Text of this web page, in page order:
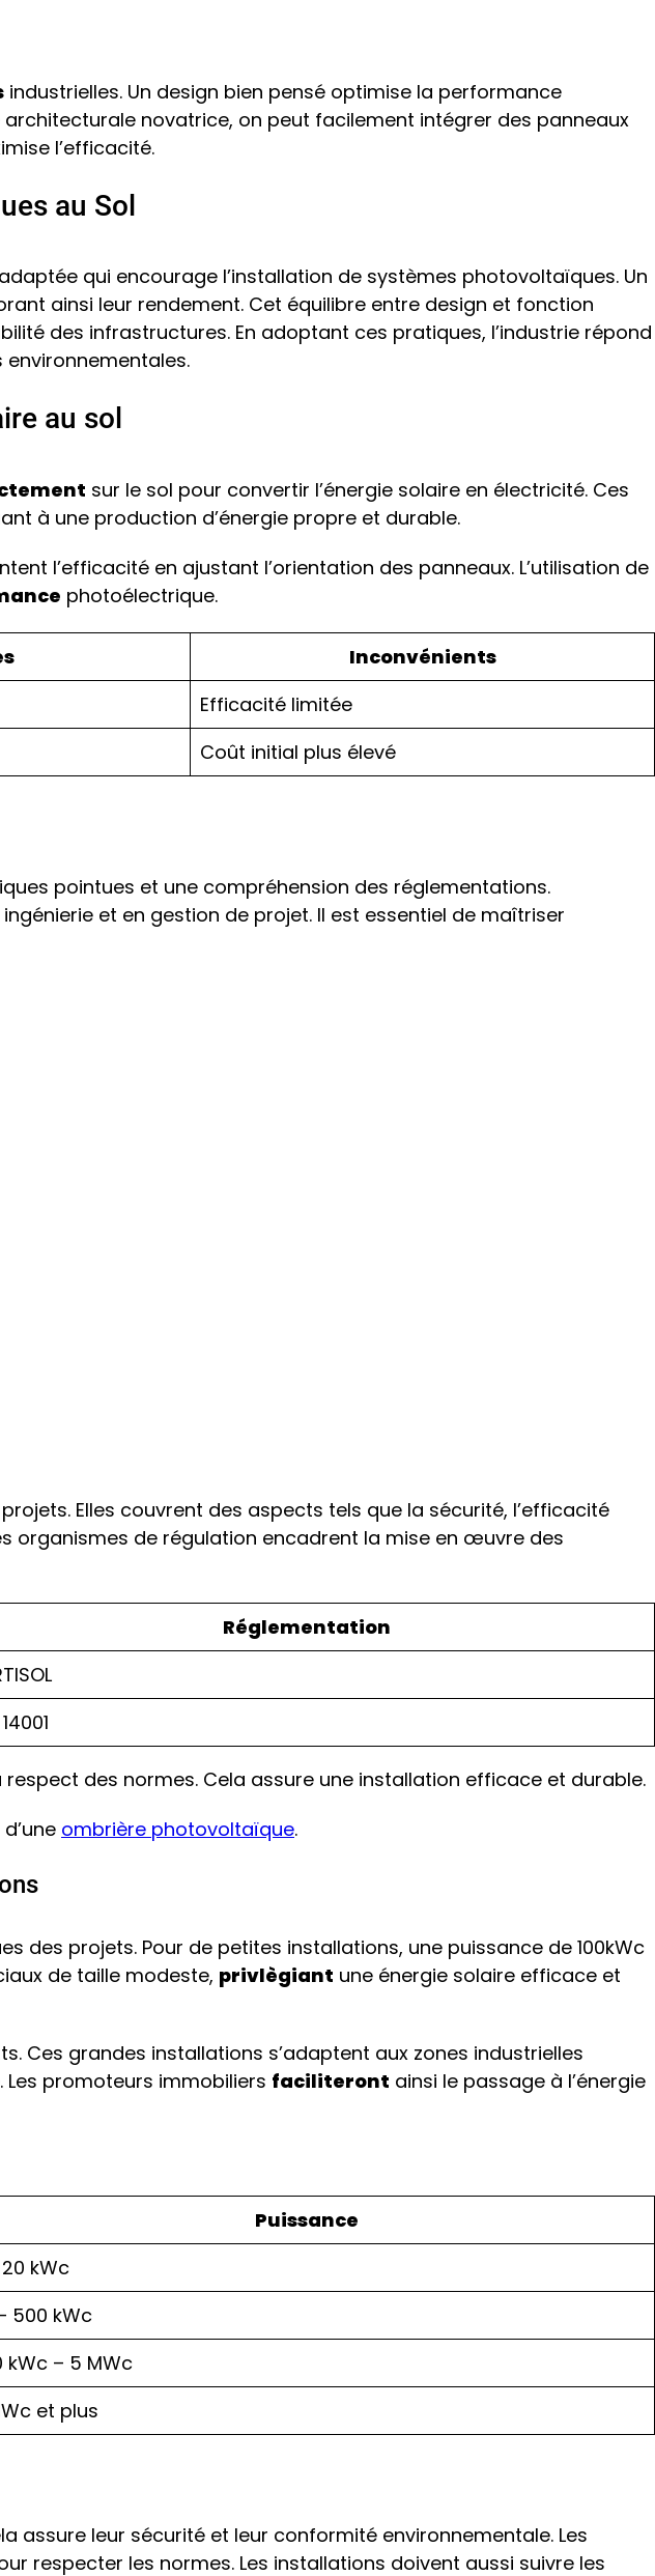
industrielles. Un design bien pensé optimise la performance
novatrice, on peut facilement intégrer des panneaux
l’efficacité.
au Sol
adaptée qui encourage l’installation de systèmes photovoltaïques. Un
ainsi leur rendement. Cet équilibre entre design et fonction
des infrastructures. En adoptant ces pratiques, l’industrie répond
au sol
sur le sol pour convertir l’énergie solaire en électricité. Ces
à une production d’énergie propre et durable.
l’efficacité en ajustant l’orientation des panneaux. L’utilisation de
photoélectrique.
Inconvénients
Efficacité limitée
Coût initial plus élevé
pointues et une compréhension des réglementations.
et en gestion de projet. Il est essentiel de maîtriser
Elles couvrent des aspects tels que la sécurité, l’efficacité
organismes de régulation encadrent la mise en œuvre des
Réglementation
respect des normes. Cela assure une installation efficace et durable.
ombrière photovoltaïque.
des projets. Pour de petites installations, une puissance de 100kWc
de taille modeste, privlègiant une énergie solaire efficace et
Ces grandes installations s’adaptent aux zones industrielles
Les promoteurs immobiliers faciliteront ainsi le passage à l’énergie
Puissance
kWc
500 kWc
kWc – 5 MWc
et plus
assure leur sécurité et leur conformité environnementale. Les
respecter les normes. Les installations doivent aussi suivre les